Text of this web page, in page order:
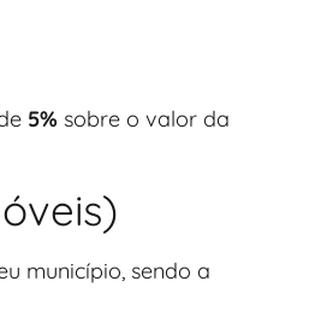
5% sobre o valor da
município, sendo a